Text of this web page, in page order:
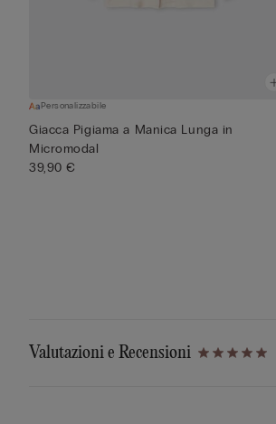
Personalizzabile
Giacca Pigiama a Manica Lunga in
Micromodal
39,90 €
Valutazioni e Recensioni